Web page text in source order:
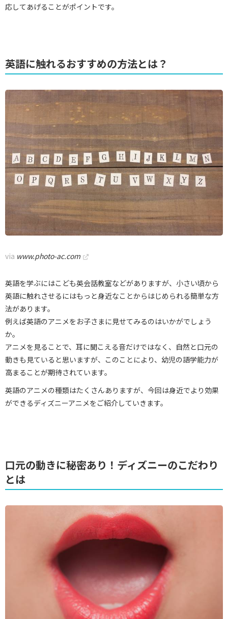
応してあげることがポイントです。
英語に触れるおすすめの方法とは？
via www.photo-ac.com
英語を学ぶにはこども英会話教室などがありますが、小さい頃から
英語に触れさせるにはもっと身近なことからはじめられる簡単な方
法があります。
例えば英語のアニメをお子さまに見せてみるのはいかがでしょう
か。
アニメを見ることで、耳に聞こえる音だけではなく、自然と口元の
動きも見ていると思いますが、このことにより、幼児の語学能力が
高まることが期待されています。
英語のアニメの種類はたくさんありますが、今回は身近でより効果
ができるディズニーアニメをご紹介していきます。
口元の動きに秘密あり！ディズニーのこだわり
とは